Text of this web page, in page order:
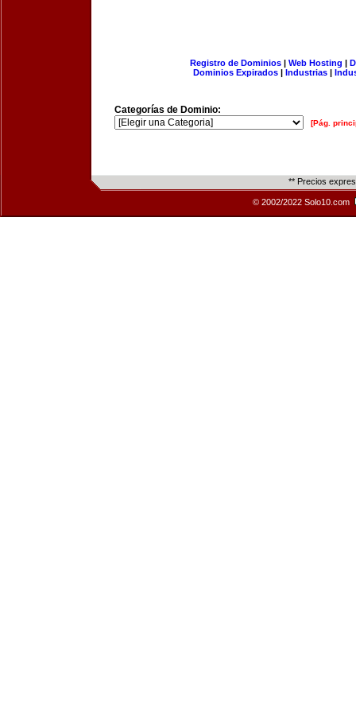
Registro de Dominios| Web Hosting |
Dominios Expirados | Industrias |
Categorías de Dominio:
[Pág.
** Precios
© 2002/2022 Solo10.com